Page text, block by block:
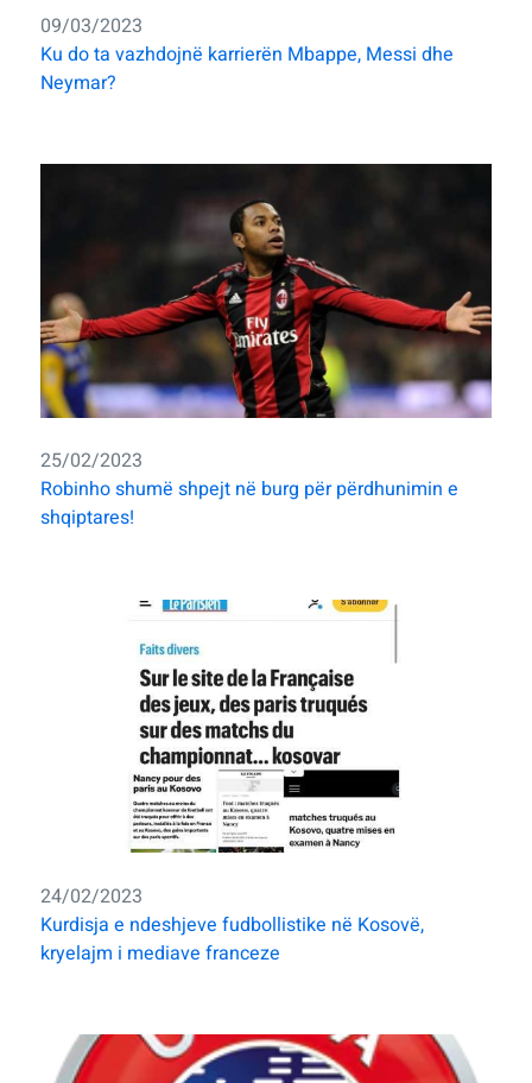
09/03/2023
Ku do ta vazhdojnë karrierën Mbappe, Messi dhe
Neymar?
25/02/2023
Robinho shumë shpejt në burg për përdhunimin e
shqiptares!
24/02/2023
Kurdisja e ndeshjeve fudbollistike në Kosovë,
kryelajm i mediave franceze